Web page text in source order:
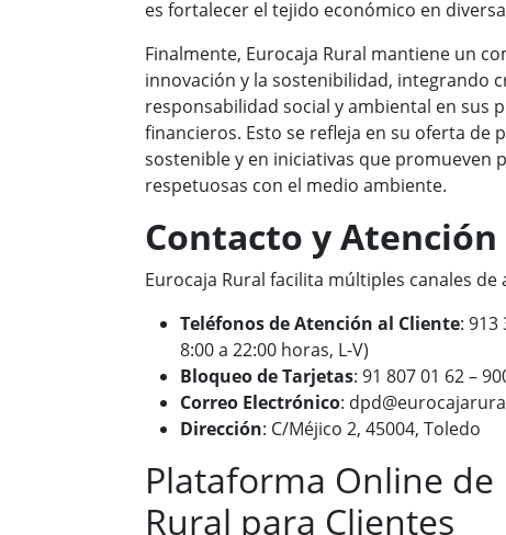
es fortalecer el tejido económico en
Finalmente, Eurocaja Rural mantiene un
innovación y la sostenibilidad, integrando
responsabilidad social y ambiental en sus
financieros. Esto se refleja en su oferta de
sostenible y en iniciativas que promueven
respetuosas con el medio ambiente.
Contacto y
Eurocaja Rural facilita múltiples canales de
Teléfonos de Atención al Cliente: 913
8:00 a 22:00 horas, L-V)
Bloqueo de Tarjetas: 91 807 01 62 –
Correo Electrónico:
Dirección: C/Méjico 2, 45004, Toledo
Plataforma Online de
Rural para Clientes